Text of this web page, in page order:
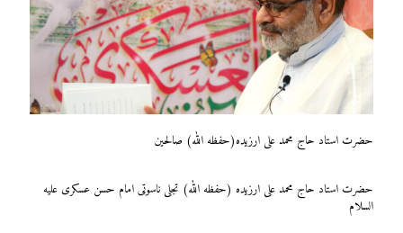
حضرت استاد حاج محمد علی ارزیده(حفظه الله) صالحین
حضرت استاد حاج محمد علی ارزیده (حفظه الله) تجلی ناسوتی امام حسن عسکری علیه
السلام